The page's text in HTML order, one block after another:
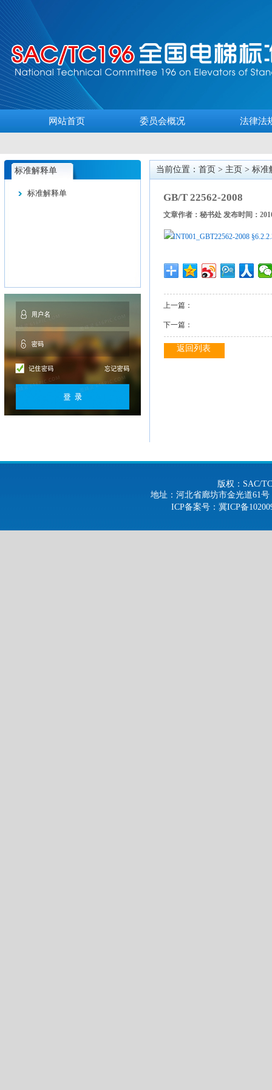
网站首页 委员会概况 法律法
标准解释单
标准解释单
当前位置：首页 > 主页 >标准
GB/T 22562-2008
文章作者：秘书处 发布时间：
INT001_GBT22562-2008
上一篇：
下一篇：
返回列表
版权：SAC/
地址：河北省廊坊市金光道61号
ICP备案号 ：冀ICP备